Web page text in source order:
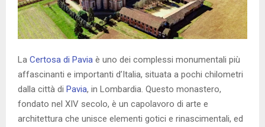
La Certosa di Pavia è uno dei complessi monumentali più
affascinanti e importanti d’Italia, situata a pochi chilometri
dalla città di Pavia, in Lombardia. Questo monastero,
fondato nel XIV secolo, è un capolavoro di arte e
architettura che unisce elementi gotici e rinascimentali, ed